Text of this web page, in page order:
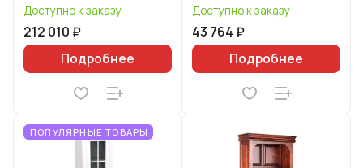
Доступно к заказу
212 010 ₽
Подробнее
Доступно к заказу
43 764 ₽
Подробнее
ПОПУЛЯРНЫЕ ТОВАРЫ